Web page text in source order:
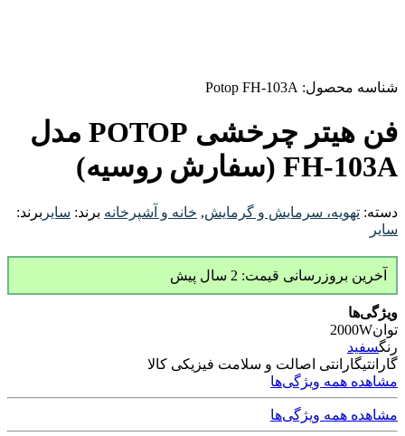
شناسه محصول: Potop FH-103A
فن هیتر چرخشی POTOP مدل
FH-103A (سفارش روسیه)
دسته: تهویه، سرمایش و گرمایش, خانه و آشپرخانه برند: سایر برند:
سایر
آخرین بروزرسانی قیمت: 2 سال پیش
ویژگی‌ها
توان2000W
رنگسفید
گارانتیگارانتی اصالت و سلامت فیزیکی کالا
مشاهده همه ویژگی‌ها
مشاهده همه ویژگی‌ها